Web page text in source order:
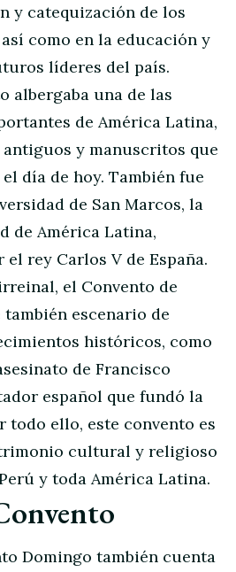
y catequización de los
como en la educación y
líderes del país.
albergaba una de las
de América Latina,
y manuscritos que
día de hoy. También fue
de San Marcos, la
de América Latina,
el rey Carlos V de España.
el Convento de
escenario de
históricos, como
de Francisco
español que fundó la
todo ello, este convento es
cultural y religioso
y toda América Latina.
Domingo también cuenta